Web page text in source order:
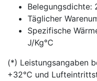
Belegungsdichte:
Täglicher
Spezifische
J/Kg°C
(*) Leistungsangaben
+32°C und